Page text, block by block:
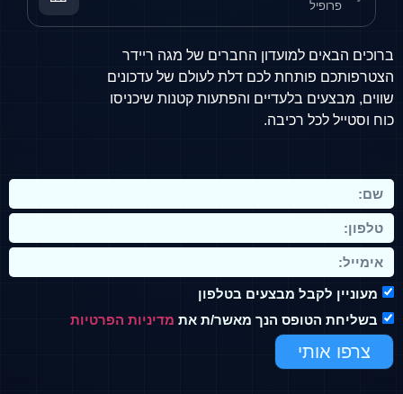
ברוכים הבאים למועדון החברים של מגה ריידר
הצטרפותכם פותחת לכם דלת לעולם של עדכונים
שווים, מבצעים בלעדיים והפתעות קטנות שיכניסו
כוח וסטייל לכל רכיבה.
מעוניין לקבל מבצעים בטלפון
בשליחת הטופס הנך מאשר/ת את מדיניות הפרטיות
צרפו אותי
פרופיל